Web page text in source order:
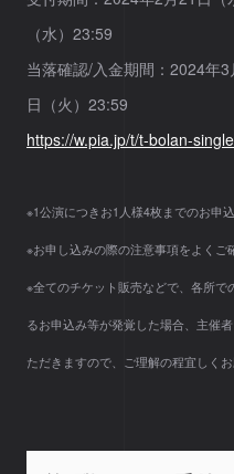
（水）23:59
当落確認/入金期間：2024年
日（火）23:59
https://w.pia.jp/t/t-bolan-
※1公演につきお1人様4枚までのお申
※お申し込みの際の注意事項をよくご
※全てのチケット販売などで、各所で
るお申込み等が発覚した場合、主催
ただきますので、ご理解の程宜しくお